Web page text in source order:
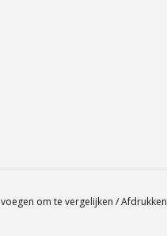
om te vergelijken /Afdrukken